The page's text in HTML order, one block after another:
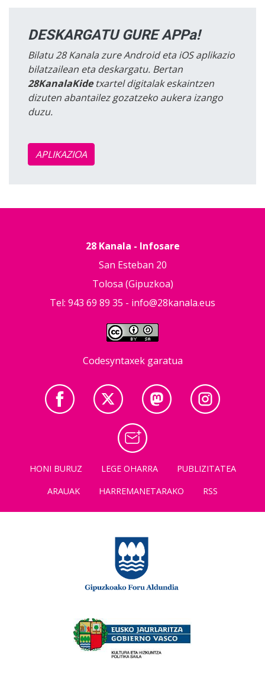
DESKARGATU GURE APPa!
Bilatu 28 Kanala zure Android eta iOS aplikazio
bilatzailean eta deskargatu. Bertan
28KanalaKidetxartel digitalak eskaintzen
dizuten abantailez gozatzeko aukera izango
duzu.
APLIKAZIOA
28 Kanala - Infosare
San Esteban 20
Tolosa (Gipuzkoa)
Tel: 943 69 89 35 - info@28kanala.eus
Codesyntaxek garatua
HONI BURUZ LEGE OHARRA
PUBLIZITATEA
ARAUAK
HARREMANETARAKO RSS